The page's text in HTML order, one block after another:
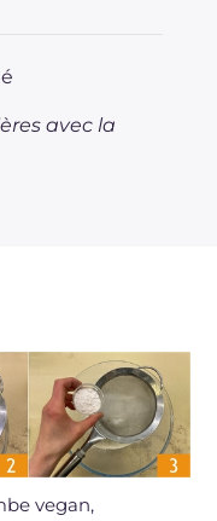
avec la
vegan,